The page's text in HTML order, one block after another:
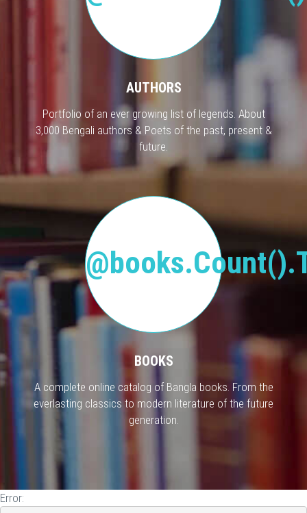
AUTHORS
Portfolio of an ever growing list of legends. About
3,000 Bengali authors & Poets of the past, present &
future.
BOOKS
A complete online catalog of Bangla books. From the
everlasting classics to modern literature of the future
generation.
Error: